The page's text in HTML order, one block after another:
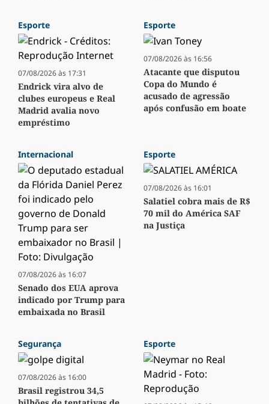
Esporte
07/08/2026 às 17:31
Endrick vira alvo de
clubes europeus e Real
Madrid avalia novo
empréstimo
Esporte
07/08/2026 às 16:56
Atacante que disputou
Copa do Mundo é
acusado de agressão
após confusão em boate
Internacional
07/08/2026 às 16:07
Senado dos EUA aprova
indicado por Trump para
embaixada no Brasil
Esporte
07/08/2026 às 16:01
Salatiel cobra mais de R$
70 mil do América SAF
na Justiça
Segurança
07/08/2026 às 16:00
Brasil registrou 34,5
Esporte